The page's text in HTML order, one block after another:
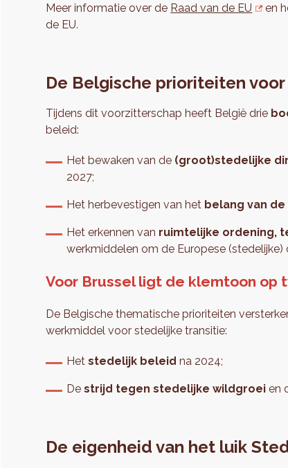
Meer informatie over de Raad van de EU
en
de EU.
De Belgische prioriteiten
Tijdens dit voorzitterschap heeft België drie
beleid:
Het bewaken van de (groot)stedelijke
2027;
Het herbevestigen van het belang van de
Het erkennen van ruimtelijke ordening,
werkmiddelen om de Europese (stedelijke)
Voor Brussel ligt de klemtoon op
De Belgische thematische prioriteiten
werkmiddel voor stedelijke transitie:
Hetstedelijk beleid na 2024;
Destrijd tegen stedelijke wildgroeien
De eigenheid van het luik